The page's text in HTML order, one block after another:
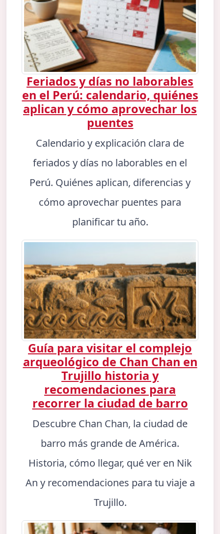
Feriados y días no laborables
en el Perú: calendario, quiénes
aplican y cómo aprovechar los
puentes
Calendario y explicación clara de
feriados y días no laborables en el
Perú. Quiénes aplican, diferencias y
cómo aprovechar puentes para
planificar tu año.
Guía para visitar el complejo
arqueológico de Chan Chan en
Trujillo historia y
recomendaciones para
recorrer la ciudad de barro
Descubre Chan Chan, la ciudad de
barro más grande de América.
Historia, cómo llegar, qué ver en Nik
An y recomendaciones para tu viaje a
Trujillo.